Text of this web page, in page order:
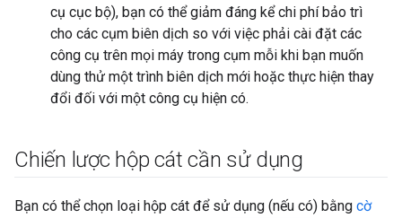
cụ cục bộ), bạn có thể giảm đáng kể chi phí bảo trì
cho các cụm biên dịch so với việc phải cài đặt các
công cụ trên mọi máy trong cụm mỗi khi bạn muốn
dùng thử một trình biên dịch mới hoặc thực hiện thay
đổi đối với một công cụ hiện có.
Chiến lược hộp cát cần sử dụng
Bạn có thể chọn loại hộp cát để sử dụng (nếu có) bằng cờ